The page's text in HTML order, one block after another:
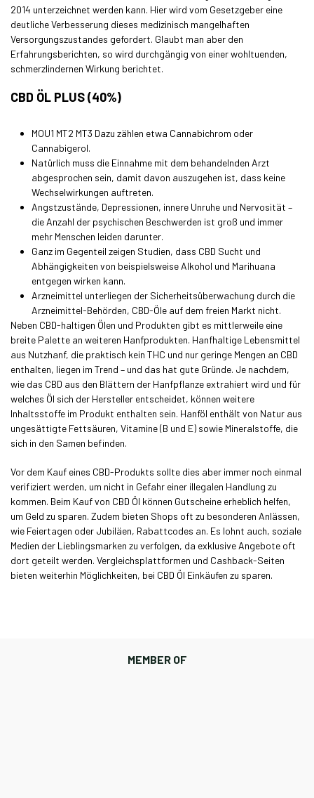
2014 unterzeichnet werden kann. Hier wird vom Gesetzgeber eine
deutliche Verbesserung dieses medizinisch mangelhaften
Versorgungszustandes gefordert. Glaubt man aber den
Erfahrungsberichten, so wird durchgängig von einer wohltuenden,
schmerzlindernen Wirkung berichtet.
CBD ÖL PLUS (40%)
MOU1 MT2 MT3 Dazu zählen etwa Cannabichrom oder
Cannabigerol.
Natürlich muss die Einnahme mit dem behandelnden Arzt
abgesprochen sein, damit davon auszugehen ist, dass keine
Wechselwirkungen auftreten.
Angstzustände, Depressionen, innere Unruhe und Nervosität –
die Anzahl der psychischen Beschwerden ist groß und immer
mehr Menschen leiden darunter.
Ganz im Gegenteil zeigen Studien, dass CBD Sucht und
Abhängigkeiten von beispielsweise Alkohol und Marihuana
entgegen wirken kann.
Arzneimittel unterliegen der Sicherheitsüberwachung durch die
Arzneimittel-Behörden, CBD-Öle auf dem freien Markt nicht.
Neben CBD-haltigen Ölen und Produkten gibt es mittlerweile eine
breite Palette an weiteren Hanfprodukten. Hanfhaltige Lebensmittel
aus Nutzhanf, die praktisch kein THC und nur geringe Mengen an CBD
enthalten, liegen im Trend – und das hat gute Gründe. Je nachdem,
wie das CBD aus den Blättern der Hanfpflanze extrahiert wird und für
welches Öl sich der Hersteller entscheidet, können weitere
Inhaltsstoffe im Produkt enthalten sein. Hanföl enthält von Natur aus
ungesättigte Fettsäuren, Vitamine (B und E) sowie Mineralstoffe, die
sich in den Samen befinden.
Vor dem Kauf eines CBD-Produkts sollte dies aber immer noch einmal
verifiziert werden, um nicht in Gefahr einer illegalen Handlung zu
kommen. Beim Kauf von CBD Öl können Gutscheine erheblich helfen,
um Geld zu sparen. Zudem bieten Shops oft zu besonderen Anlässen,
wie Feiertagen oder Jubiläen, Rabattcodes an. Es lohnt auch, soziale
Medien der Lieblingsmarken zu verfolgen, da exklusive Angebote oft
dort geteilt werden. Vergleichsplattformen und Cashback-Seiten
bieten weiterhin Möglichkeiten, bei CBD Öl Einkäufen zu sparen.
MEMBER OF